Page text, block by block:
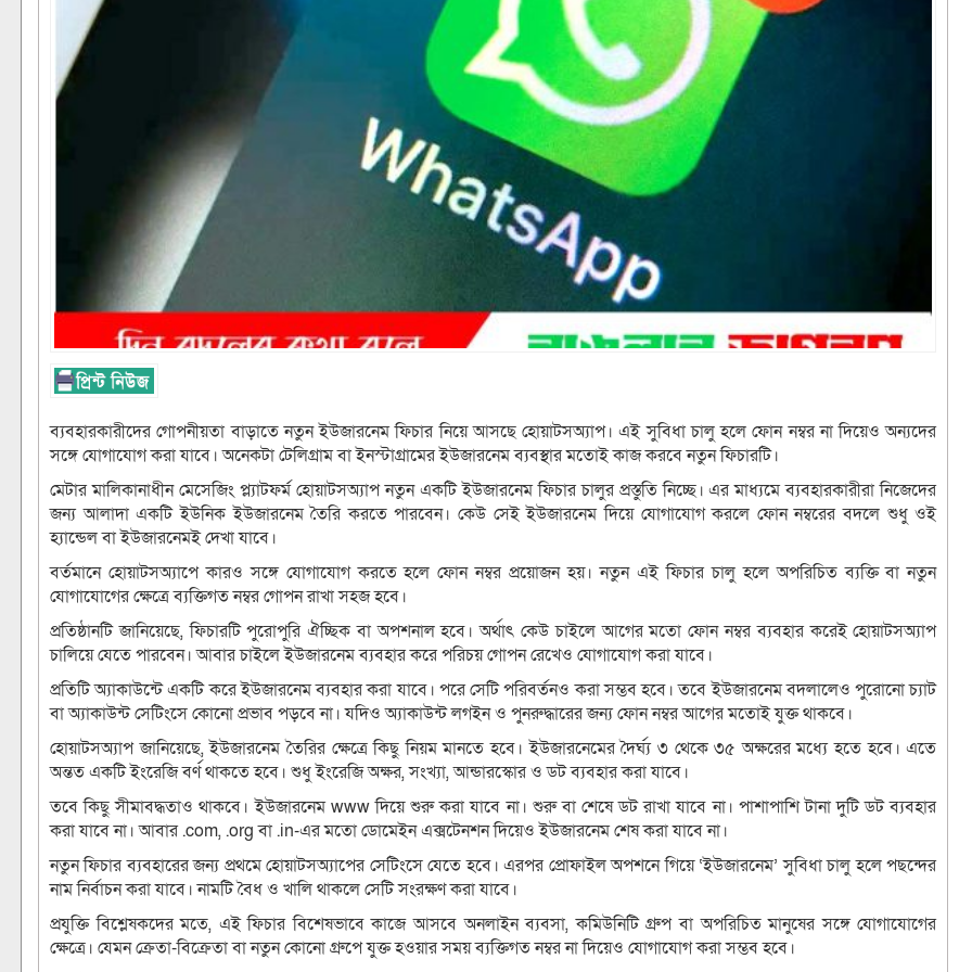
ব্যবহারকারীদের গোপনীয়তা বাড়াতে নতুন ইউজারনেম ফিচার নিয়ে আসছে হোয়াটসঅ্যাপ। এই সুবিধা চালু হলে ফোন নম্বর না দিয়েও অন্যদের
সঙ্গে যোগাযোগ করা যাবে। অনেকটা টেলিগ্রাম বা ইনস্টাগ্রামের ইউজারনেম ব্যবস্থার মতোই কাজ করবে নতুন ফিচারটি।
মেটার মালিকানাধীন মেসেজিং প্ল্যাটফর্ম হোয়াটসঅ্যাপ নতুন একটি ইউজারনেম ফিচার চালুর প্রস্তুতি নিচ্ছে। এর মাধ্যমে ব্যবহারকারীরা নিজেদের
জন্য আলাদা একটি ইউনিক ইউজারনেম তৈরি করতে পারবেন। কেউ সেই ইউজারনেম দিয়ে যোগাযোগ করলে ফোন নম্বরের বদলে শুধু ওই
হ্যান্ডেল বা ইউজারনেমই দেখা যাবে।
বর্তমানে হোয়াটসঅ্যাপে কারও সঙ্গে যোগাযোগ করতে হলে ফোন নম্বর প্রয়োজন হয়। নতুন এই ফিচার চালু হলে অপরিচিত ব্যক্তি বা নতুন
যোগাযোগের ক্ষেত্রে ব্যক্তিগত নম্বর গোপন রাখা সহজ হবে।
প্রতিষ্ঠানটি জানিয়েছে, ফিচারটি পুরোপুরি ঐচ্ছিক বা অপশনাল হবে। অর্থাৎ কেউ চাইলে আগের মতো ফোন নম্বর ব্যবহার করেই হোয়াটসঅ্যাপ
চালিয়ে যেতে পারবেন। আবার চাইলে ইউজারনেম ব্যবহার করে পরিচয় গোপন রেখেও যোগাযোগ করা যাবে।
প্রতিটি অ্যাকাউন্টে একটি করে ইউজারনেম ব্যবহার করা যাবে। পরে সেটি পরিবর্তনও করা সম্ভব হবে। তবে ইউজারনেম বদলালেও পুরোনো চ্যাট
বা অ্যাকাউন্ট সেটিংসে কোনো প্রভাব পড়বে না। যদিও অ্যাকাউন্ট লগইন ও পুনরুদ্ধারের জন্য ফোন নম্বর আগের মতোই যুক্ত থাকবে।
হোয়াটসঅ্যাপ জানিয়েছে, ইউজারনেম তৈরির ক্ষেত্রে কিছু নিয়ম মানতে হবে। ইউজারনেমের দৈর্ঘ্য ৩ থেকে ৩৫ অক্ষরের মধ্যে হতে হবে। এতে
অন্তত একটি ইংরেজি বর্ণ থাকতে হবে। শুধু ইংরেজি অক্ষর, সংখ্যা, আন্ডারস্কোর ও ডট ব্যবহার করা যাবে।
তবে কিছু সীমাবদ্ধতাও থাকবে। ইউজারনেম www দিয়ে শুরু করা যাবে না। শুরু বা শেষে ডট রাখা যাবে না। পাশাপাশি টানা দুটি ডট ব্যবহার
করা যাবে না। আবার .com, .org বা .in-এর মতো ডোমেইন এক্সটেনশন দিয়েও ইউজারনেম শেষ করা যাবে না।
নতুন ফিচার ব্যবহারের জন্য প্রথমে হোয়াটসঅ্যাপের সেটিংসে যেতে হবে। এরপর প্রোফাইল অপশনে গিয়ে ‘ইউজারনেম’ সুবিধা চালু হলে পছন্দের
নাম নির্বাচন করা যাবে। নামটি বৈধ ও খালি থাকলে সেটি সংরক্ষণ করা যাবে।
প্রযুক্তি বিশ্লেষকদের মতে, এই ফিচার বিশেষভাবে কাজে আসবে অনলাইন ব্যবসা, কমিউনিটি গ্রুপ বা অপরিচিত মানুষের সঙ্গে যোগাযোগের
ক্ষেত্রে। যেমন ক্রেতা-বিক্রেতা বা নতুন কোনো গ্রুপে যুক্ত হওয়ার সময় ব্যক্তিগত নম্বর না দিয়েও যোগাযোগ করা সম্ভব হবে।